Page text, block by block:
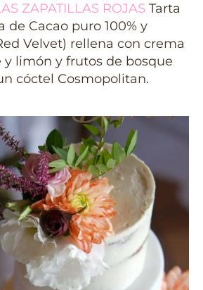
ZAPATILLAS ROJAS Tarta
de Cacao puro 100% y
Velvet) rellena con crema
y limón y frutos de bosque
cóctel Cosmopolitan.